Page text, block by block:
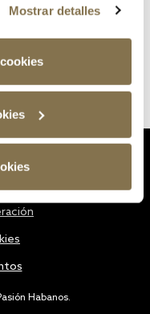
Mostrar detalles
Habanos.